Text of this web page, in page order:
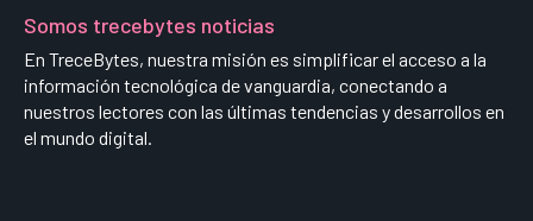
Somos trecebytes noticias
En TreceBytes, nuestra misión es simplificar el acceso a la
información tecnológica de vanguardia, conectando a
nuestros lectores con las últimas tendencias y desarrollos en
el mundo digital.